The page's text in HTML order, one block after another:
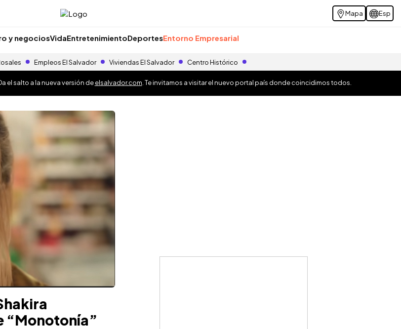
Mapa Esp
y negociosVidaEntretenimientoDeportesEntorno Empresarial
Empleos El Salvador Viviendas El Salvador Centro Histórico
el salto a la nueva versión deelsalvador.com . Te invitamos a visitar el nuevo portal país donde coincidimos todos.
“Monotonía”